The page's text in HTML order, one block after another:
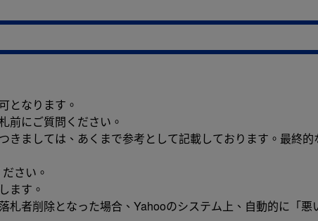
となります。
前にご質問ください。
きましては、あくまで参考として記載しております。最終
さい。
ます。
札者削除となった場合、Yahooのシステム上、自動的に「